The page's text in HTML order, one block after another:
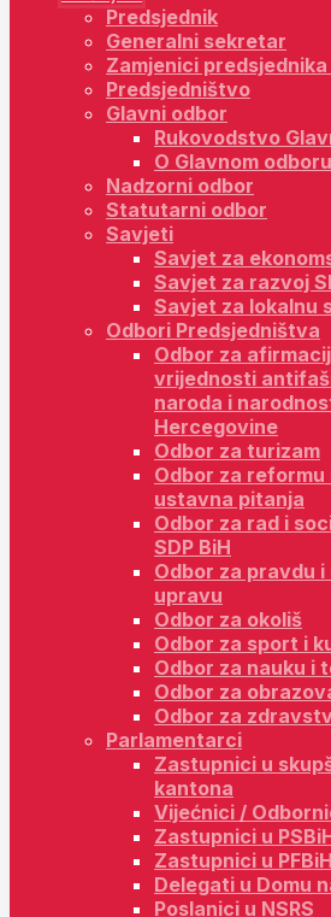
Predsjednik
Generalni sekretar
Zamjenici predsjednika
Predsjedništvo
Glavni odbor
Rukovodstvo
O Glavnom odboru
Nadzorni odbor
Statutarni odbor
Savjeti
Savjet za
Savjet za razvoj
Savjet za lokalnu
Odbori Predsjedništva
Odbor za
vrijednosti
naroda i
Hercegovine
Odbor za turizam
Odbor za
ustavna pitanja
Odbor za rad i
SDP BiH
Odbor za pravdu
upravu
Odbor za okoliš
Odbor za sport i
Odbor za nauku i
Odbor za
Odbor za
Parlamentarci
Zastupnici u
kantona
Vijećnici /
Zastupnici u
Zastupnici u PFBiH
Delegati u Domu
Poslanici u NSRS